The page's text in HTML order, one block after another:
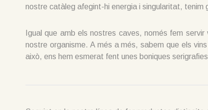
nostre catàleg afegint-hi energia i singularitat,
Igual que amb els nostres caves, només fem
nostre organisme. A més a més, sabem que els
això, ens hem esmerat fent unes boniques